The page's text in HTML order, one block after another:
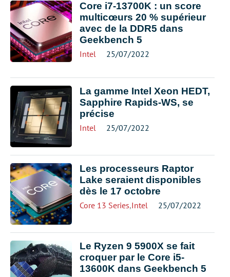
Core i7-13700K : un score
multicœurs 20 % supérieur
avec de la DDR5 dans
Geekbench 5
Intel 25/07/2022
La gamme Intel Xeon HEDT,
Sapphire Rapids-WS, se
précise
Intel 25/07/2022
Les processeurs Raptor
Lake seraient disponibles
dès le 17 octobre
Core 13 Series,Intel 25/07/2022
Le Ryzen 9 5900X se fait
croquer par le Core i5-
13600K dans Geekbench 5